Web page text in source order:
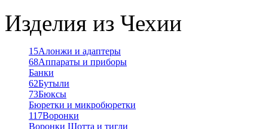
Изделия из Чехии
15Алонжи и адаптеры
68Аппараты и приборы
Банки
62Бутыли
73Бюксы
Бюретки и микробюретки
117Воронки
Воронки Шотта и тигли